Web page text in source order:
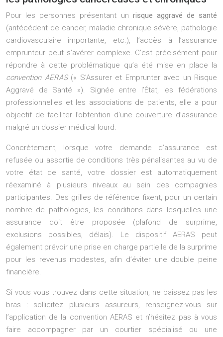
Pour les personnes présentant un risque aggravé de santé
(antécédent de cancer, maladie chronique sévère, pathologie
cardiovasculaire importante, etc.), l’accès à l’assurance
emprunteur peut s’avérer complexe. C’est précisément pour
répondre à cette problématique qu’a été mise en place la
convention AERAS(« S’Assurer et Emprunter avec un Risque
Aggravé de Santé »). Signée entre l’État, les fédérations
professionnelles et les associations de patients, elle a pour
objectif de faciliter l’obtention d’une couverture d’assurance
malgré un dossier médical lourd.
Concrètement, lorsque votre demande d’assurance est
refusée ou assortie de conditions très pénalisantes au vu de
votre état de santé, votre dossier est automatiquement
réexaminé à plusieurs niveaux au sein des compagnies
participantes. Des grilles de référence fixent, pour un certain
nombre de pathologies, les conditions dans lesquelles une
assurance doit être proposée (plafond de surprime,
exclusions possibles, délais). Le dispositif AERAS peut
également prévoir une prise en charge partielle de la surprime
pour les revenus modestes, afin d’éviter une double peine
financière.
Si vous vous trouvez dans cette situation, ne baissez pas les
bras : sollicitez plusieurs assureurs, renseignez-vous sur
l’application de la convention AERAS et n’hésitez pas à vous
faire accompagner par un courtier spécialisé ou une